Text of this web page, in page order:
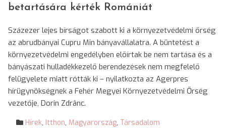
betartására kérték Romániát
Százezer lejes bírságot szabott ki a környezetvédelmi őrség
az abrudbányai Cupru Min bányavállalatra. A büntetést a
környezetvédelmi engedélyben előírtak be nem tartása és a
bányászati hulladékkezelő berendezések nem megfelelő
felügyelete miatt rótták ki – nyilatkozta az Agerpres
hírügynökségnek a Fehér Megyei Környezetvédelmi Őrség
vezetője, Dorin Zdrânc.
Hírek, Itthon, Magyarország, Társadalom